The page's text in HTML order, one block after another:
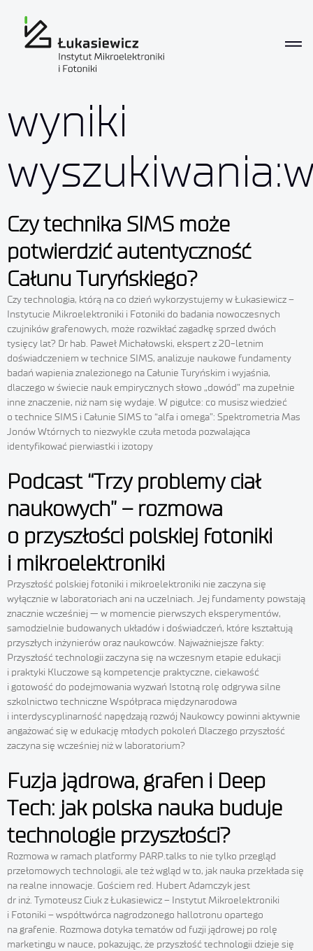
wyniki
Czy technika SIMS może
potwierdzić autentyczność
Całunu Turyńskiego?
Czy technologia, którą na co dzień wykorzystujemy w Łukasiewicz –
Instytucie Mikroelektroniki i Fotoniki do badania nowoczesnych
czujników grafenowych, może rozwikłać zagadkę sprzed dwóch
tysięcy lat? Dr hab. Paweł Michałowski, ekspert z 20-letnim
doświadczeniem w technice SIMS, analizuje naukowe fundamenty
badań wapienia znalezionego na Całunie Turyńskim i wyjaśnia,
dlaczego w świecie nauk empirycznych słowo „dowód” ma zupełnie
inne znaczenie, niż nam się wydaje. W pigułce: co musisz wiedzieć
o technice SIMS i Całunie SIMS to “alfa i omega”: Spektrometria Mas
Jonów Wtórnych to niezwykle czuła metoda pozwalająca
identyfikować pierwiastki i izotopy
Podcast “Trzy problemy ciał
naukowych” – rozmowa
o przyszłości polskiej fotoniki
i mikroelektroniki
Przyszłość polskiej fotoniki i mikroelektroniki nie zaczyna się
wyłącznie w laboratoriach ani na uczelniach. Jej fundamenty powstają
znacznie wcześniej — w momencie pierwszych eksperymentów,
samodzielnie budowanych układów i doświadczeń, które kształtują
przyszłych inżynierów oraz naukowców. Najważniejsze fakty:
Przyszłość technologii zaczyna się na wczesnym etapie edukacji
i praktyki Kluczowe są kompetencje praktyczne, ciekawość
i gotowość do podejmowania wyzwań Istotną rolę odgrywa silne
szkolnictwo techniczne Współpraca międzynarodowa
i interdyscyplinarność napędzają rozwój Naukowcy powinni aktywnie
angażować się w edukację młodych pokoleń Dlaczego przyszłość
zaczyna się wcześniej niż w laboratorium?
Fuzja jądrowa, grafen i Deep
Tech: jak polska nauka buduje
technologie przyszłości?
Rozmowa w ramach platformy PARP.talks to nie tylko przegląd
przełomowych technologii, ale też wgląd w to, jak nauka przekłada się
na realne innowacje. Gościem red. Hubert Adamczyk jest
dr inż. Tymoteusz Ciuk z Łukasiewicz – Instytut Mikroelektroniki
i Fotoniki – współtwórca nagrodzonego hallotronu opartego
na grafenie. Rozmowa dotyka tematów od fuzji jądrowej po rolę
marketingu w nauce, pokazując, że przyszłość technologii dzieje się